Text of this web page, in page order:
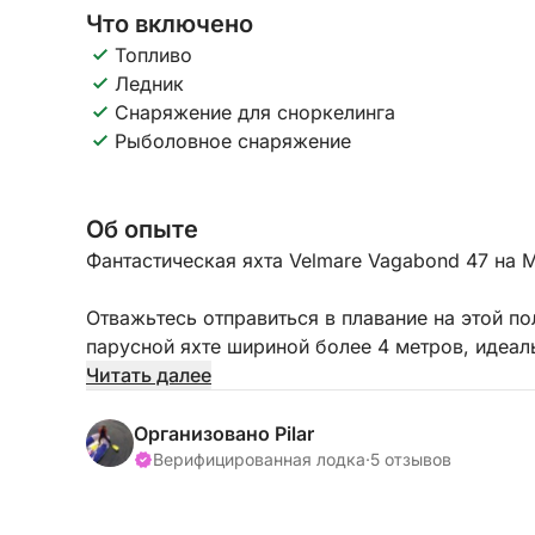
Что включено
Топливо
Ледник
Снаряжение для сноркелинга
Рыболовное снаряжение
Об опыте
Фантастическая яхта Velmare Vagabond 47 на
Отважьтесь отправиться в плавание на этой
парусной яхте шириной более 4 метров,
отдыха с семьей и друзьями. Вы оцените все
Плывите по кристально чистым водам
Читать далее
Организовано Pilar
Верифицированная лодка·5 отзывов